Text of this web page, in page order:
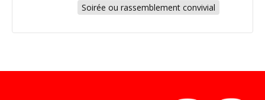
Soirée ou rassemblement convivial